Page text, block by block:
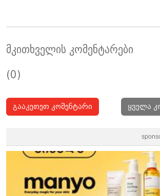
მკითხველის კომენტარები
(0)
გააკეთეთ კომენტარი ყველა